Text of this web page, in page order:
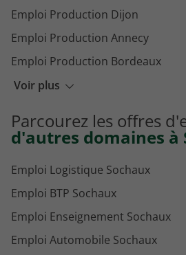
Voir plus
Emploi Production Dijon
Emploi Production Annecy
Emploi Production Bordeaux
Emploi Production Strasbourg
Emploi Production Reims
Parcourez les offres
d'autres domaines à
Emploi Logistique Sochaux
Emploi BTP Sochaux
Emploi Enseignement Sochaux
Emploi Automobile Sochaux